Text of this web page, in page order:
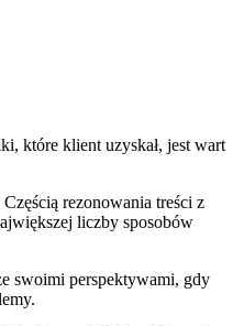
które klient uzyskał, jest wart
Częścią rezonowania treści z
liczby sposobów
swoimi perspektywami, gdy